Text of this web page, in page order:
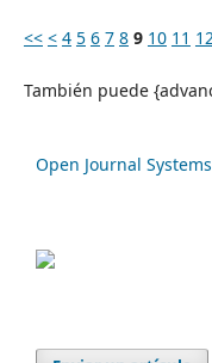
<< < 4 5 6 7 8 9 10 11 12
También puede
Open Journal Systems